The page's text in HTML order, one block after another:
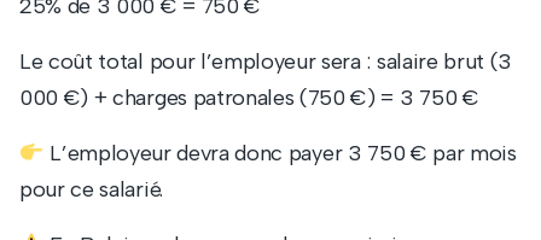
25% de 3 000 € = 750 €
Le coût total pour l’employeur sera : salaire brut (3
000 €) + charges patronales (750 €) = 3 750 €
L’employeur devra donc payer 3 750 € par mois
pour ce salarié.